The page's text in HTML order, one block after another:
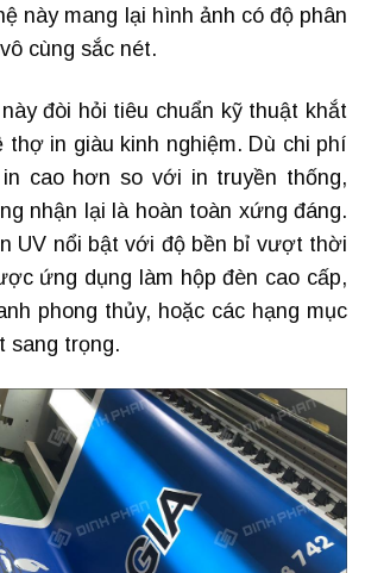
này mang lại hình ảnh có độ phân
cùng sắc nét.
đòi hỏi tiêu chuẩn kỹ thuật khắt
thợ in giàu kinh nghiệm. Dù chi phí
cao hơn so với in truyền thống,
nhận lại là hoàn toàn xứng đáng.
UV nổi bật với độ bền bỉ vượt thời
ứng dụng làm hộp đèn cao cấp,
phong thủy, hoặc các hạng mục
sang trọng.